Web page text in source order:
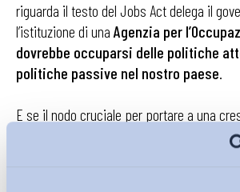
riguarda il testo del Jobs Act delega il
l’istituzione di una Agenzia per
dovrebbe occuparsi delle politiche
politiche passive nel nostro paese.
E se il nodo cruciale per portare a una
definizione di un
iniziative volto a promuovere